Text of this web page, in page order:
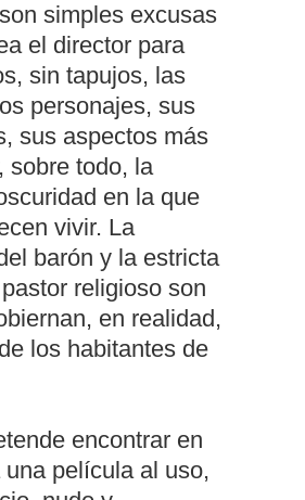
simples excusas
el director para
sin tapujos, las
personajes, sus
sus aspectos más
sobre todo, la
en la que
vivir. La
barón y la estricta
religioso son
en realidad,
los habitantes de
encontrar en
una película al uso,